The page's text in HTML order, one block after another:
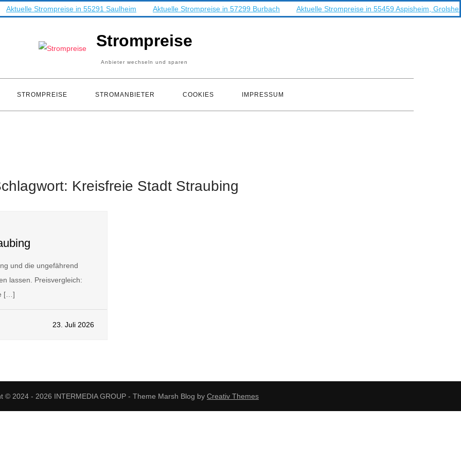
Aktuelle Strompreise in 55291 Saulheim Aktuelle Strompreise in 57299 Burbach
Aktuelle Strompreise in 55459 Aspisheim,
Strompreise
Anbieter wechseln und sparen
STROMPREISE STROMANBIETER COOKIES IMPRESSUM
Kreisfreie Stadt Straubing
und die ungefährend
lassen. Preisvergleich:
[…]
23. Juli 2026
© 2024 - 2026 INTERMEDIA GROUP - Theme Marsh Blog by Creativ Themes